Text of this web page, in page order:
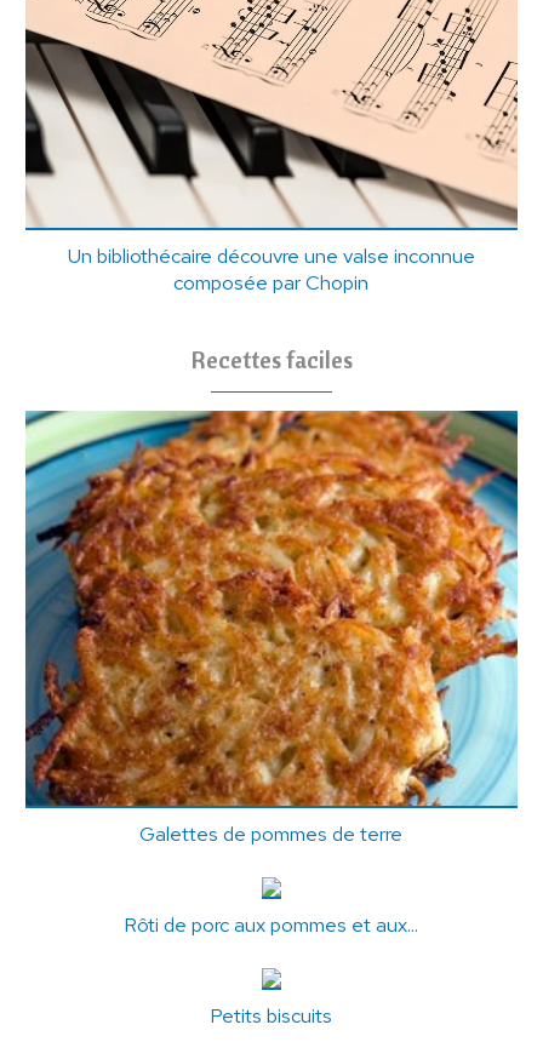
Un bibliothécaire découvre une valse inconnue
composée par Chopin
Recettes faciles
Galettes de pommes de terre
Rôti de porc aux pommes et aux...
Petits biscuits